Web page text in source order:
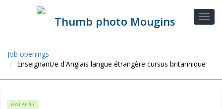
Job openings
Enseignant/e d'Anglais langue étrangère cursus britannique
FAST APPLY